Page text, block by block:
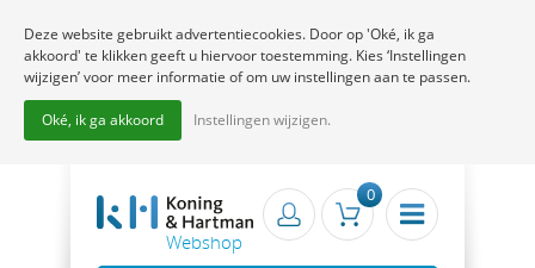
0
Deze website gebruikt advertentiecookies. Door op 'Oké, ik ga
akkoord' te klikken geeft u hiervoor toestemming. Kies ‘Instellingen
wijzigen’ voor meer informatie of om uw instellingen aan te passen.
Oké, ik ga akkoord Instellingen wijzigen.